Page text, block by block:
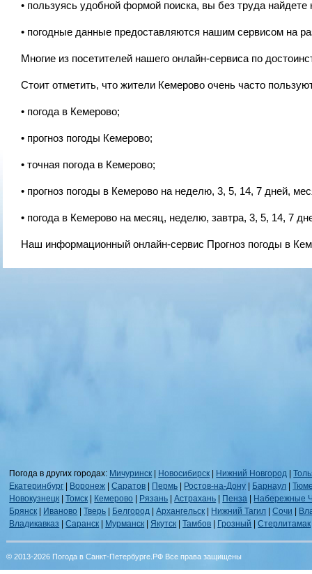
• пользуясь удобной формой поиска, вы без труда
• погодные данные предоставляются нашим сервисом на
Многие из посетителей нашего онлайн-сервиса по
Стоит отметить, что жители Кемерово очень часто
• погода в Кемерово;
• прогноз погоды Кемерово;
• точная погода в Кемерово;
• прогноз погоды в Кемерово на неделю, 3, 5, 14, 7 дней,
• погода в Кемерово на месяц, неделю, завтра, 3, 5, 14, 7
Наш информационный онлайн-сервис Прогноз погоды в
Погода в других городах: Мичуринск | Новосибирск | Нижний Новгород |
Екатеринбург | Воронеж |Саратов | Пермь | Ростов-на-Дону | Барнаул |
Новокузнецк |Томск | Кемерово | Рязань |Астрахань | Пенза | Набережные
Брянск | Иваново |Тверь | Белгород |Архангельск | Нижний Тагил |Сочи |
Владикавказ |Саранск | Мурманск | Якутск |Тамбов | Грозный |Стерлитамак
© 2013-2026 Погода в Санкт-Петербурге.РФ Все права защищены